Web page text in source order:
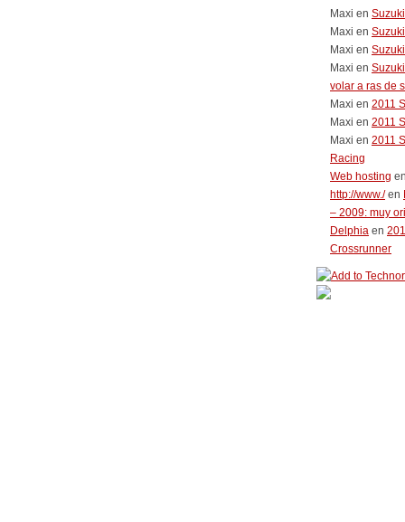
Maxi en
Maxi en
Maxi en
Maxi en
volar a ras de
Maxi en 2011
Maxi en 2011
Maxi en 2011
Racing
Web hosting
http://www./en
– 2009: muy
Delphia en
Crossrunner